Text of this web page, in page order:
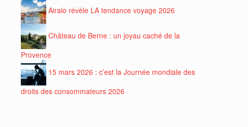
Airalo révèle LA tendance voyage 2026
Château de Berne : un joyau caché de la
Provence
15 mars 2026 : c’est la Journée mondiale des
droits des consommateurs 2026